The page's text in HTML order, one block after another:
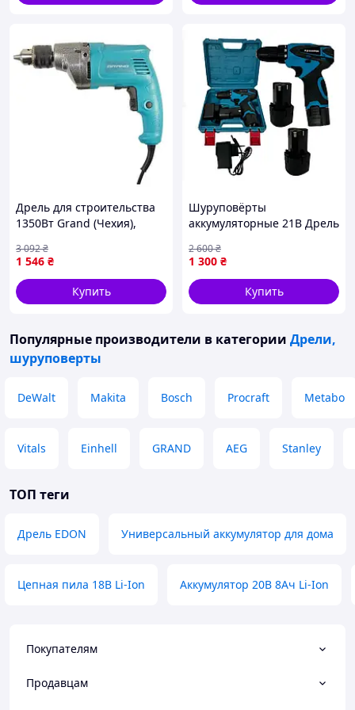
Дрель для строительства
1350Вт Grand (Чехия),
FBK
1 546 ₴
3 092₴
Купить
Шуруповёрты
аккумуляторные 21В Дрель
Мощные шуруповерты
Шуруповерт в чемодане
Надежный шуруповерт
1 300 ₴
2 600₴
Купить
Популярные производители в категории Дрели,
шуруповерты
DeWalt Makita Bosch Procraft Metabo
Vitals Einhell GRAND AEG Stanley
ТОП теги
Дрель EDON Универсальный аккумулятор для дома
Цепная пила 18В Li-Ion Аккумулятор 20В 8Ач Li-Ion
Покупателям
Продавцам